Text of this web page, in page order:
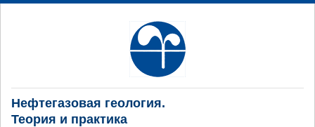
Нефтегазовая геология.
Теория и практика